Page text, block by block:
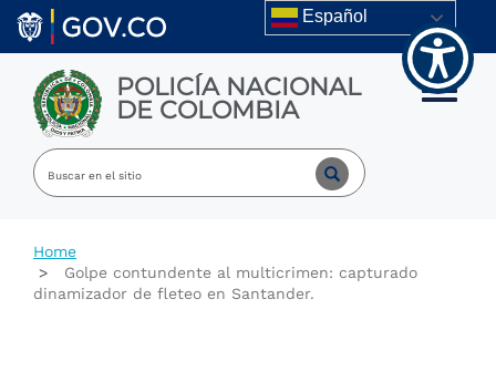
Welcome
All
Accessibility
screen
reader.
Accessibility
Skip to main content Español
POLICÍA NACIONAL
DE COLOMBIA Toggle
Home
Golpe contundente al multicrimen: capturado
dinamizador de fleteo en Santander.